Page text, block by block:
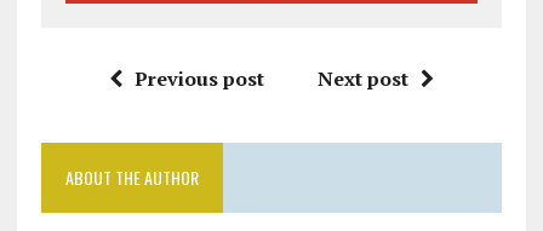
Previous post Next post
ABOUT THE AUTHOR